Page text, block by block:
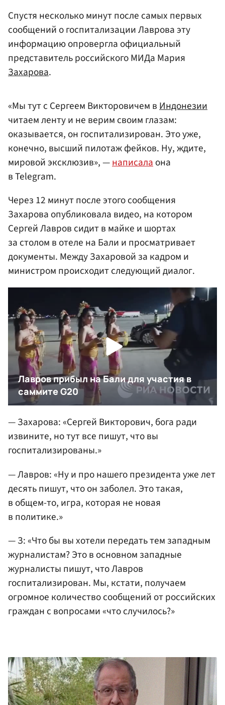
Спустя несколько минут после самых первых
сообщений о госпитализации Лаврова эту
информацию опровергла официальный
представитель российского МИДа Мария
Захарова.
«Мы тут с Сергеем Викторовичем вИндонезии
читаем ленту и не верим своим глазам:
оказывается, он госпитализирован. Это уже,
конечно, высший пилотаж фейков. Ну, ждите,
мировой эксклюзив», —написалаона
в Telegram.
Через 12 минут после этого сообщения
Захарова опубликовала видео, на котором
Сергей Лавров сидит в майке и шортах
за столом в отеле на Бали и просматривает
документы. Между Захаровой за кадром и
министром происходит следующий диалог.
— Захарова: «Сергей Викторович, бога ради
извините, но тут все пишут, что вы
госпитализированы.»
— Лавров: «Ну и про нашего президента уже лет
десять пишут, что он заболел. Это такая,
в общем-то, игра, которая не новая
в политике.»
— З: «Что бы вы хотели передать тем западным
журналистам? Это в основном западные
журналисты пишут, что Лавров
госпитализирован. Мы, кстати, получаем
огромное количество сообщений от российских
граждан с вопросами «что случилось?»